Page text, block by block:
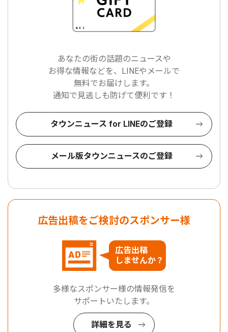
あなたの街の話題のニュースや
お得な情報などを、LINEやメールで
無料でお届けします。
通知で見逃しも防げて便利です！
タウンニュース for LINEのご登録
メール版タウンニュースのご登録
広告出稿をご検討のスポンサー様
広告出稿
しませんか？
多様なスポンサー様の情報発信を
サポートいたします。
詳細を見る